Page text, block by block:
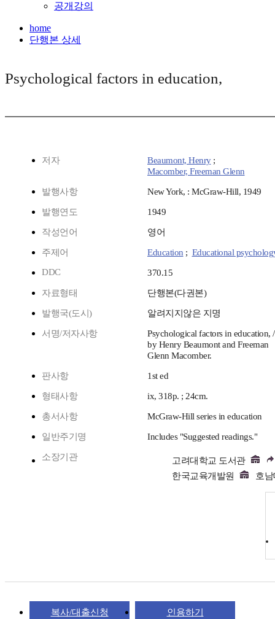
공개강의
home
단행본 상세
Psychological factors in education,
저자 Beaumont, Henry;
Macomber, Freeman Glenn
발행사항 New York, : McGraw-Hill, 1949
발행연도 1949
작성언어 영어
주제어 Education ; Educational
DDC
370.15
자료형태 단행본(다권본)
발행국(도시) 알려지지않은 지명
서명/저자사항
Psychological factors in education, /
by Henry Beaumont and Freeman
Glenn Macomber.
판사항 1st ed
형태사항 ix, 318p. ; 24cm.
총서사항 McGraw-Hill series in education
일반주기명 Includes "Suggested readings."
소장기관
고려대학교 도서관
한국교육개발원
호
복사/대출신청 인용하기